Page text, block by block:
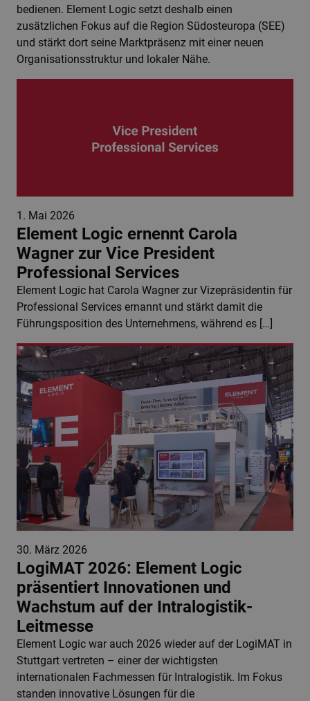
bedienen. Element Logic setzt deshalb einen
zusätzlichen Fokus auf die Region Südosteuropa (SEE)
und stärkt dort seine Marktpräsenz mit einer neuen
Organisationsstruktur und lokaler Nähe.
1. Mai 2026
Element Logic ernennt Carola
Wagner zur Vice President
Professional Services
Element Logic hat Carola Wagner zur Vizepräsidentin für
Professional Services ernannt und stärkt damit die
Führungsposition des Unternehmens, während es […]
30. März 2026
LogiMAT 2026: Element Logic
präsentiert Innovationen und
Wachstum auf der Intralogistik-
Leitmesse
Element Logic war auch 2026 wieder auf der LogiMAT in
Stuttgart vertreten – einer der wichtigsten
internationalen Fachmessen für Intralogistik. Im Fokus
standen innovative Lösungen für die